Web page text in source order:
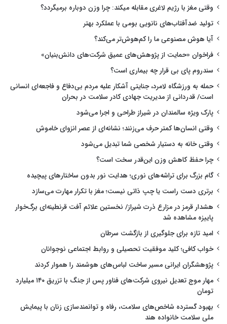
وقتی مغز با رژیم لاغری مقابله میکند: چرا وزن دوباره برمیگردد؟
تولید ضدآفتاب‌های نانویی بومی با عملکرد بهتر
آیا هوش مصنوعی ما را کم‌هوش‌تر می‌کند؟
فراخوان «حمایت از پژوهش‌های عمیق شرکت‌های دانش‌بنیان»
سندروم پای بی قرار چه بیماری است؟
حمله به ورزشگاه لامرد، جنایتی آشکار علیه مردم بی‌دفاع و فاجعه‌ای انسانی
است/ قدردانی از مدیریت جهادی کادر سلامت در بحران
پارک ویژه سالمندان در شیراز طراحی و اجرا می‌شود
وقتی انسان‌ها کمتر حرف می‌زنند؛ نشانه‌ای از عصر انزوای خاموش
وقتی خانه به دستیار شخصی شما تبدیل می‌شود
چرا حفظ کاهش وزن این‌قدر سخت است؟
گام بزرگ برای تراشه‌های نوری؛ هدایت نور بدون ساختارهای پیچیده
برتری دست راست یا چپ ذاتی نیست؛ مغز با تکرار مهارت می‌سازد
هشدار قرمز در مزارع ذرت شیراز/ نخستین علائم آفت قرنطینه‌ای برگ‌خوار
پاییزه مشاهده شد
امید تازه برای جلوگیری از بازگشت سرطان
خواب کافی؛ کلید موفقیت تحصیلی و روابط اجتماعی نوجوانان
پژوهشگران ایرانی مسیر ساخت لباس‌های هوشمند را هموار کردند
مهار موج تعدیل نیروی شرکت‌های فناور پس از جنگ با تزریق ۱۴۰ میلیارد
تومان
بهبود گسترده شاخص‌های سلامت، رفاه و توانمندسازی زنان با پیمایش
ملی سلامت خانواده هند